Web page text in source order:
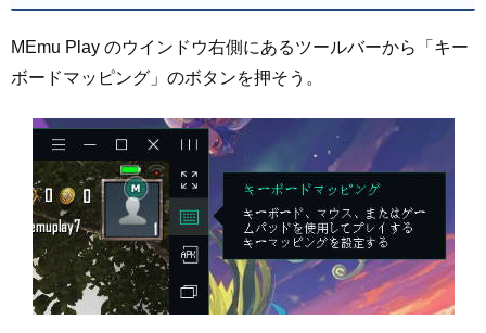
MEmu Play のウインドウ右側にあるツールバーから「キー
ボードマッピング」のボタンを押そう。